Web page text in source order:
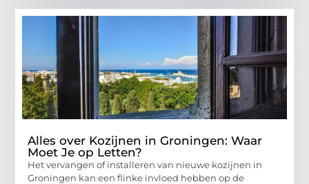
Alles over Kozijnen in Groningen: Waar
Moet Je op Letten?
Het vervangen of installeren van nieuwe kozijnen in
Groningen kan een flinke invloed hebben op de